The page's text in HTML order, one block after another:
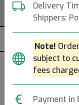
Delivery
Shippers:
Note!
subject to
fees
Payment in